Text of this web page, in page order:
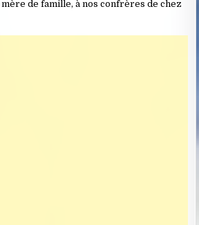
de famille, à nos confrères de chez